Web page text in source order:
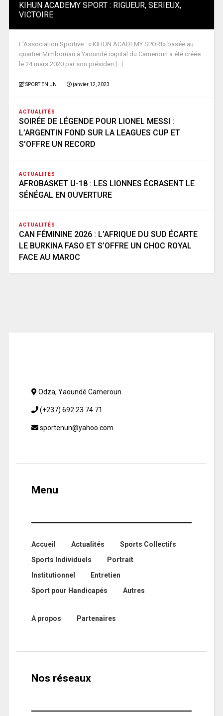
KIHUN ACADEMY SPORT : RIGUEUR, SERIEUX,
VICTOIRE
L’Association Sportive : « KIHUN ACADEMY SPORT» basée au
quartier Mimboman à Yaoundé capital du Cameroun a été créée
le 24 mars 2020 par son présiden [...]
SPORT EN UN janvier 12, 2023
ACTUALITÉS
SOIRÉE DE LÉGENDE POUR LIONEL MESSI :
L’ARGENTIN FOND SUR LA LEAGUES CUP ET
S’OFFRE UN RECORD
ACTUALITÉS
AFROBASKET U-18 : LES LIONNES ÉCRASENT LE
SÉNÉGAL EN OUVERTURE
ACTUALITÉS
CAN FÉMININE 2026 : L’AFRIQUE DU SUD ÉCARTE
LE BURKINA FASO ET S’OFFRE UN CHOC ROYAL
FACE AU MAROC
Odza, Yaoundé Cameroun
(+237) 692 23 74 71
sportenun@yahoo.com
Menu
Accueil Actualités
Sports Collectifs
Sports Individuels
Portrait
Institutionnel
Entretien
Sport pour Handicapés
Autres
A propos Partenaires
Nos réseaux